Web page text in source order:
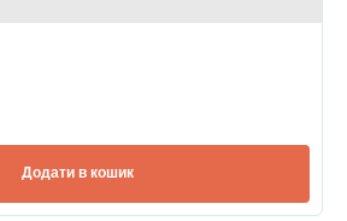
Додати в кошик